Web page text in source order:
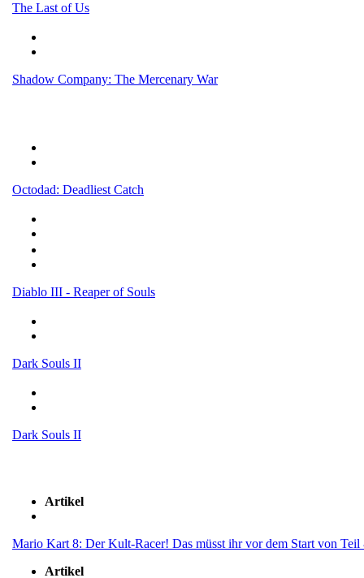
The Last of Us
Shadow Company: The Mercenary War
Octodad: Deadliest Catch
Diablo III - Reaper of Souls
Dark Souls II
Dark Souls II
Artikel
Mario Kart 8: Der Kult-Racer! Das müsst ihr vor dem Start von Teil
Artikel